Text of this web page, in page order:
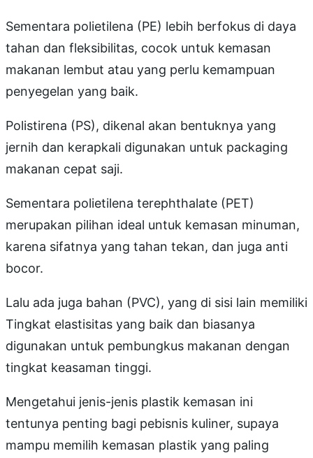
Sementara polietilena (PE) lebih berfokus di daya
tahan dan fleksibilitas, cocok untuk kemasan
makanan lembut atau yang perlu kemampuan
penyegelan yang baik.
Polistirena (PS), dikenal akan bentuknya yang
jernih dan kerapkali digunakan untuk packaging
makanan cepat saji.
Sementara polietilena terephthalate (PET)
merupakan pilihan ideal untuk kemasan minuman,
karena sifatnya yang tahan tekan, dan juga anti
bocor.
Lalu ada juga bahan (PVC), yang di sisi lain memiliki
Tingkat elastisitas yang baik dan biasanya
digunakan untuk pembungkus makanan dengan
tingkat keasaman tinggi.
Mengetahui jenis-jenis plastik kemasan ini
tentunya penting bagi pebisnis kuliner, supaya
mampu memilih kemasan plastik yang paling